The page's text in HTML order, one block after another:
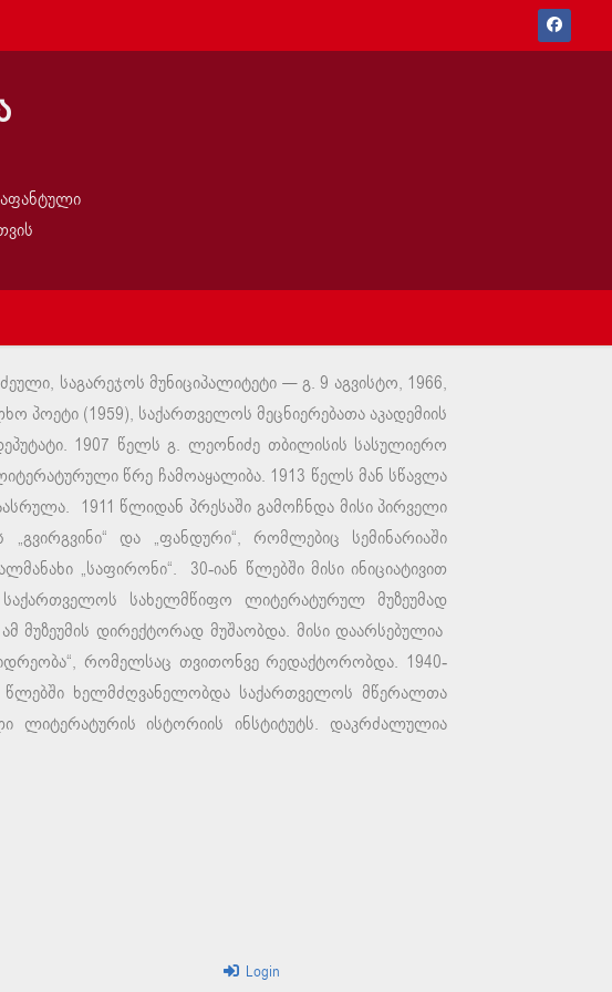
საგარეჯოს მუნიციპალიტეტი — გ. 9 აგვისტო, 1966,
(1959), საქართველოს მეცნიერებათა აკადემიის
1907 წელს გ. ლეონიძე თბილისის სასულიერო
წრე ჩამოაყალიბა. 1913 წელს მან სწავლა
1911 წლიდან პრესაში გამოჩნდა მისი პირველი
და „ფანდური“, რომლებიც სემინარიაში
„საფირონი“. 30-იან წლებში მისი ინიციატივით
სახელმწიფო ლიტერატურულ მუზეუმად
მუზეუმის დირექტორად მუშაობდა. მისი დაარსებულია
რომელსაც თვითონვე რედაქტორობდა. 1940-
წლებში ხელმძღვანელობდა საქართველოს მწერალთა
ლიტერატურის ისტორიის ინსტიტუტს. დაკრძალულია
Login